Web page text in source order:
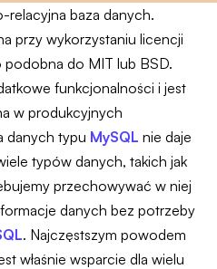
baza danych.
przy wykorzystaniu licencji
podobna do MIT lub BSD.
funkcjonalności i jest
w produkcyjnych
danych typu MySQL nie daje
typów danych, takich jak
przechowywać w niej
danych bez potrzeby
. Najczęstszym powodem
właśnie wsparcie dla wielu